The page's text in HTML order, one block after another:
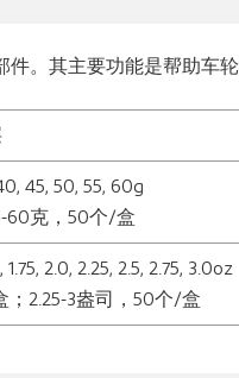
。其主要功能是帮助车
45, 50, 55, 60g
60克，50个/盒
1.75, 2.0, 2.25, 2.5, 2.75, 3.0oz
；2.25-3盎司，50个/盒